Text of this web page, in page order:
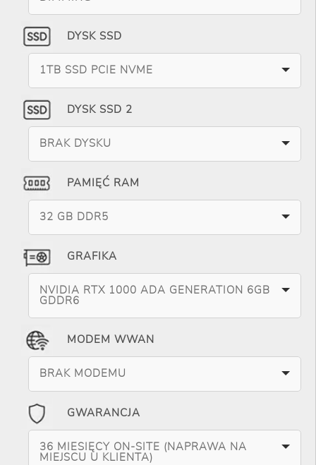
DYSK SSD
1TB SSD PCIE NVME
DYSK SSD 2
BRAK DYSKU
PAMIĘĆ RAM
32 GB DDR5
GRAFIKA
NVIDIA RTX 1000 ADA GENERATION 6GB
GDDR6
MODEM WWAN
BRAK MODEMU
GWARANCJA
36 MIESIĘCY ON-SITE (NAPRAWA NA
MIEJSCU U KLIENTA)